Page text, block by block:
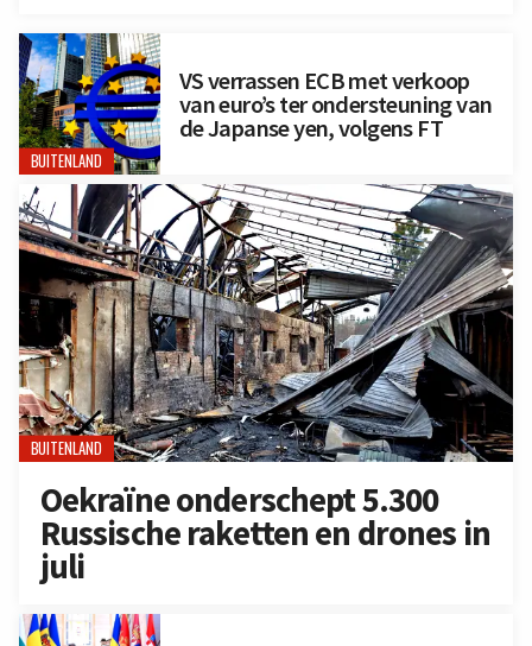
BUITENLAND
VS verrassen ECB met verkoop
van euro’s ter ondersteuning van
de Japanse yen, volgens FT
BUITENLAND
Oekraïne onderschept 5.300
Russische raketten en drones in
juli